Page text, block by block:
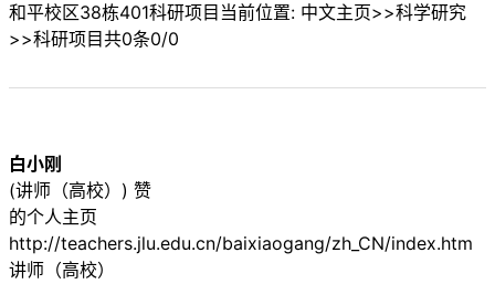
和平校区38栋401科研项目当前位置: 中文主页>>科学研究
>>科研项目共0条0/0
白小刚
(讲师（高校）) 赞
的个人主页
http://teachers.jlu.edu.cn/baixiaogang/zh_CN/index.htm
讲师（高校）